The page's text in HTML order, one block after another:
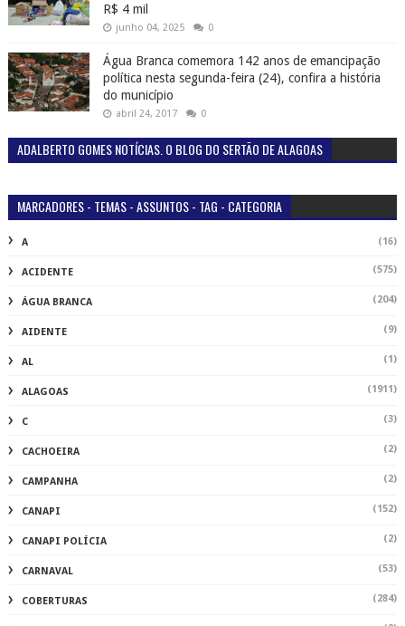
R$ 4 mil
junho 04, 2025 0
Água Branca comemora 142 anos de emancipação
política nesta segunda-feira (24), confira a história
do município
abril 24, 2017 0
ADALBERTO GOMES NOTÍCIAS. O BLOG DO SERTÃO DE ALAGOAS
MARCADORES - TEMAS - ASSUNTOS - TAG - CATEGORIA
A (16)
ACIDENTE (575)
ÁGUA BRANCA (204)
AIDENTE (9)
AL (1)
ALAGOAS (1911)
C (3)
CACHOEIRA (2)
CAMPANHA (2)
CANAPI (152)
CANAPI POLÍCIA (2)
CARNAVAL (53)
COBERTURAS (284)